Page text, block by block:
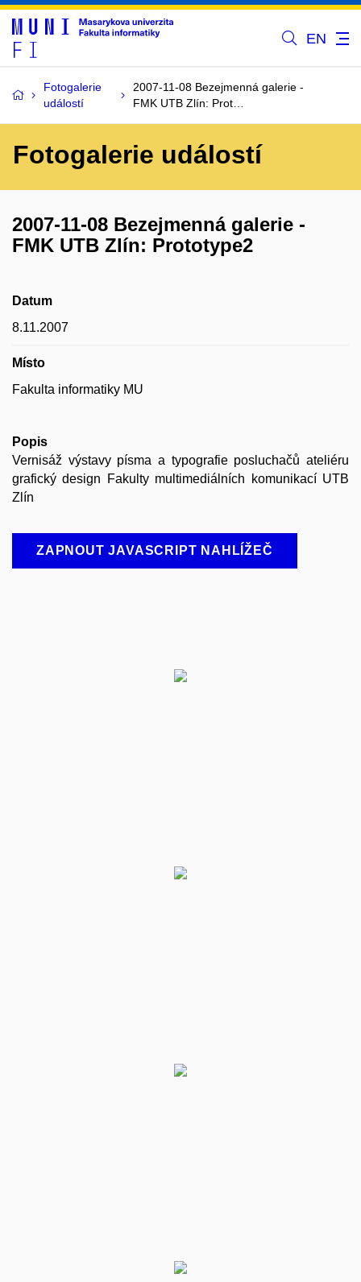
EN
Fotogalerie
událostí
2007-11-08 Bezejmenná galerie -
FMK UTB Zlín: Prot…
Fotogalerie událostí
2007-11-08 Bezejmenná galerie -
FMK UTB Zlín: Prototype2
Datum
8.11.2007
Místo
Fakulta informatiky MU
Popis
Vernisáž výstavy písma a typografie posluchačů ateliéru
grafický design Fakulty multimediálních komunikací UTB
Zlín
ZAPNOUT JAVASCRIPT NAHLÍŽEČ